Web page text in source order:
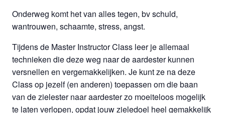
Onderweg komt het van alles tegen, bv schuld,
wantrouwen, schaamte, stress, angst.
Tijdens de Master Instructor Class leer je allemaal
technieken die deze weg naar de aardester kunnen
versnellen en vergemakkelijken. Je kunt ze na deze
Class op jezelf (en anderen) toepassen om die baan
van de zielester naar aardester zo moeiteloos mogelijk
te laten verlopen, opdat jouw zieledoel heel gemakkelijk